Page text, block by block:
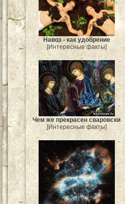
Навоз - как удобрение
[Интересные факты]
Чем же прекрасен сваровски
[Интересные факты]